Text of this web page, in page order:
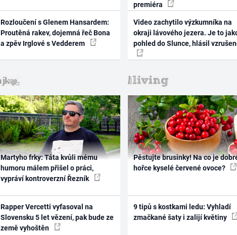
Rozloučení s Glenem Hansardem:
Proutěná rakev, dojemná řeč Bona
a zpěv Irglové s Vedderem
premiéra
Video zachytilo výzkumníka na
okraji lávového jezera. Je to
pohled do Slunce, hlásil
Martyho frky: Táta kvůli mému
humoru málem přišel o práci,
vypráví kontroverzní Řezník
Rapper Vercetti vyfasoval na
Slovensku 5 let vězení, pak bude ze
země vyhoštěn
Pěstujte brusinky! Na co je
hořce kyselé červené ovoce?
9 tipů s kostkami ledu: Vyhladí
zmačkané šaty i zalijí květiny